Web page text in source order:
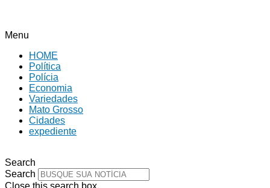
Menu
HOME
Política
Polícia
Economia
Variedades
Mato Grosso
Cidades
expediente
Search
Search
Close this search box.